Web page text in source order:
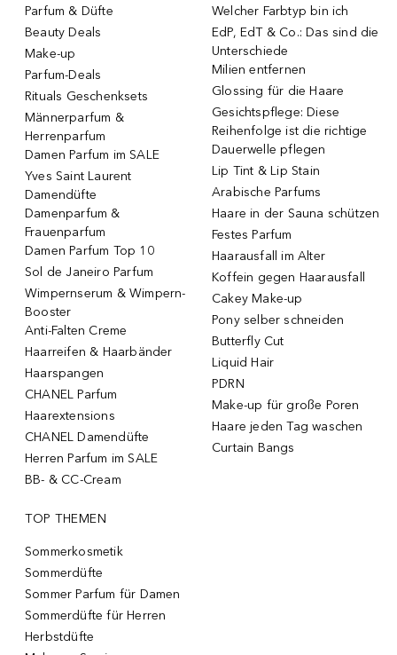
Parfum & Düfte
Beauty Deals
Make-up
Parfum-Deals
Rituals Geschenksets
Männerparfum &
Herrenparfum
Damen Parfum im SALE
Yves Saint Laurent
Damendüfte
Damenparfum &
Frauenparfum
Damen Parfum Top 10
Sol de Janeiro Parfum
Wimpernserum & Wimpern-
Booster
Anti-Falten Creme
Haarreifen & Haarbänder
Haarspangen
CHANEL Parfum
Haarextensions
CHANEL Damendüfte
Herren Parfum im SALE
BB- & CC-Cream
Welcher Farbtyp bin ich
EdP, EdT & Co.: Das sind die
Unterschiede
Milien entfernen
Glossing für die Haare
Gesichtspflege: Diese
Reihenfolge ist die richtige
Dauerwelle pflegen
Lip Tint & Lip Stain
Arabische Parfums
Haare in der Sauna schützen
Festes Parfum
Haarausfall im Alter
Koffein gegen Haarausfall
Cakey Make-up
Pony selber schneiden
Butterfly Cut
Liquid Hair
PDRN
Make-up für große Poren
Haare jeden Tag waschen
Curtain Bangs
TOP THEMEN
Sommerkosmetik
Sommerdüfte
Sommer Parfum für Damen
Sommerdüfte für Herren
Herbstdüfte